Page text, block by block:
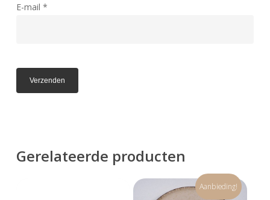
E-mail *
Gerelateerde producten
Aanbieding!